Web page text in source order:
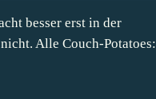
besser erst in der
Alle Couch-Potatoes: